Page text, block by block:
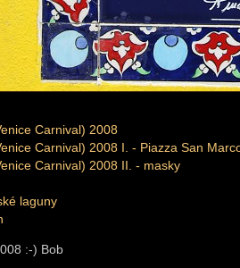
Carnival) 2008
Carnival) 2008 I. - Piazza San
Carnival) 2008 II. - masky
laguny
:-) Bob